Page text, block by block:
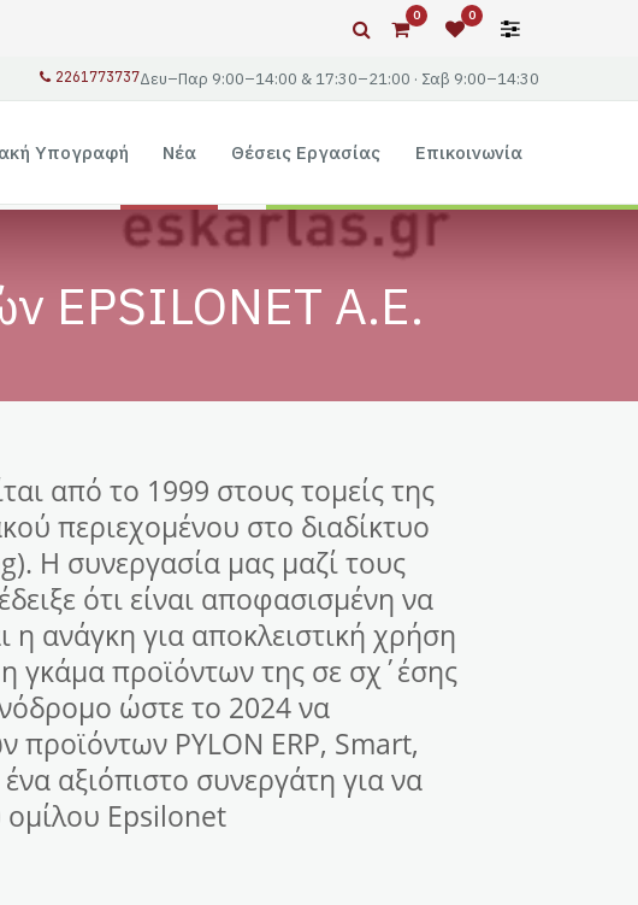
0 0
2261773737Δευ–Παρ 9:00–14:00 & 17:30–21:00 · Σαβ 9:00–14:30
Υπογραφή Νέα Θέσεις Εργασίας Επικοινωνία
EPSILONET Α.Ε.
από το 1999 στους τομείς της
περιεχομένου στο διαδίκτυο
Η συνεργασία μας μαζί τους
ότι είναι αποφασισμένη να
η ανάγκη για αποκλειστική χρήση
γκάμα προϊόντων της σε σχ΄έσης
ώστε το 2024 να
προϊόντων PYLON ERP, Smart,
αξιόπιστο συνεργάτη για να
ομίλου Epsilonet